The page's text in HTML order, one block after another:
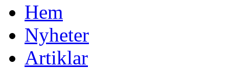
Hem
Nyheter
Artiklar